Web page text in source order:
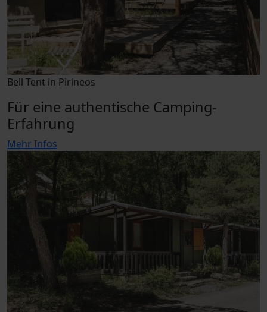
Bell Tent in Pirineos
Für eine authentische Camping-
Erfahrung
Mehr Infos